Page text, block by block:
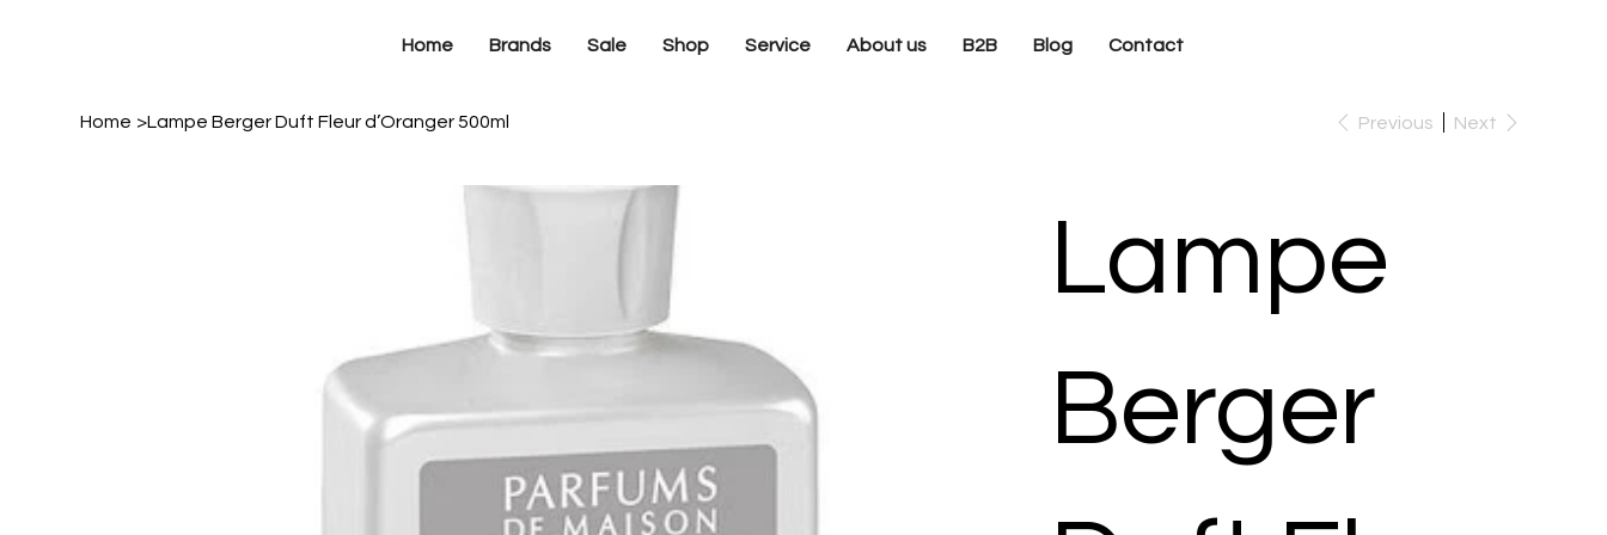
Home Brands Sale Shop Service About us B2B Blog Contact
Home >Lampe Berger Duft Fleur d’Oranger 500ml Previous Next
Lampe
Berger